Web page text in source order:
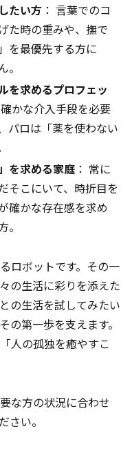
たい方 ： 言葉でのコ
た時の重みや、撫で
を最優先する方に
を求めるプロフェッ
かな介入手段を必要
パロは「薬を使わない
を求める家庭 ： 常に
そこにいて、時折目を
確かな存在感を求め
ロボットです。その一
の生活に彩りを添えた
の生活を試してみたい
の第一歩を支えます。
人の孤独を癒やすこ
な方の状況に合わせ
さい。